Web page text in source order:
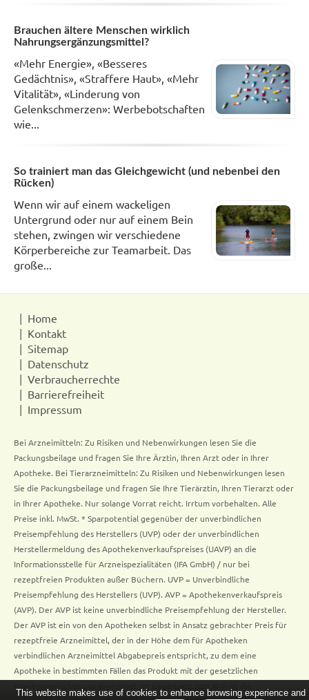
Brauchen ältere Menschen wirklich
Nahrungsergänzungsmittel?
«Mehr Energie», «Besseres
Gedächtnis», «Straffere Haut», «Mehr
Vitalität», «Linderung von
Gelenkschmerzen»: Werbebotschaften
wie...
So trainiert man das Gleichgewicht (und nebenbei den
Rücken)
Wenn wir auf einem wackeligen
Untergrund oder nur auf einem Bein
stehen, zwingen wir verschiedene
Körperbereiche zur Teamarbeit. Das
große...
Home
Kontakt
Sitemap
Datenschutz
Verbraucherrechte
Barrierefreiheit
Impressum
Bei Arzneimitteln: Zu Risiken und Nebenwirkungen lesen Sie die
Packungsbeilage und fragen Sie Ihre Ärztin, Ihren Arzt oder in Ihrer
Apotheke. Bei Tierarzneimitteln: Zu Risiken und Nebenwirkungen lesen
Sie die Packungsbeilage und fragen Sie Ihre Tierärztin, Ihren Tierarzt oder
in Ihrer Apotheke. Nur solange Vorrat reicht. Irrtum vorbehalten. Alle
Preise inkl. MwSt. * Sparpotential gegenüber der unverbindlichen
Preisempfehlung des Herstellers (UVP) oder der unverbindlichen
Herstellermeldung des Apothekenverkaufspreises (UAVP) an die
Informationsstelle für Arzneispezialitäten (IFA GmbH) / nur bei
rezeptfreien Produkten außer Büchern. UVP = Unverbindliche
Preisempfehlung des Herstellers (UVP). AVP = Apothekenverkaufspreis
(AVP). Der AVP ist keine unverbindliche Preisempfehlung der Hersteller.
Der AVP ist ein von den Apotheken selbst in Ansatz gebrachter Preis für
rezeptfreie Arzneimittel, der in der Höhe dem für Apotheken
verbindlichen Arzneimittel Abgabepreis entspricht, zu dem eine
Apotheke in bestimmten Fällen das Produkt mit der gesetzlichen
This website makes use of cookies to enhance browsing experience and